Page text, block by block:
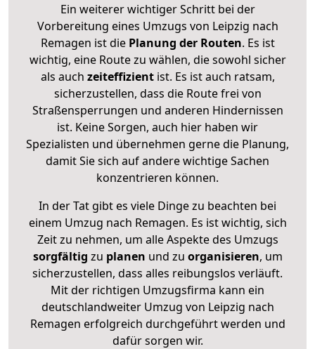
Ein weiterer wichtiger Schritt bei der
Vorbereitung eines Umzugs von Leipzig nach
Remagen ist diePlanung der Routen. Es ist
wichtig, eine Route zu wählen, die sowohl sicher
als auch zeiteffizientist. Es ist auch ratsam,
sicherzustellen, dass die Route frei von
Straßensperrungen und anderen Hindernissen
ist. Keine Sorgen, auch hier haben wir
Spezialisten und übernehmen gerne die Planung,
damit Sie sich auf andere wichtige Sachen
konzentrieren können.
In der Tat gibt es viele Dinge zu beachten bei
einem Umzug nach Remagen. Es ist wichtig, sich
Zeit zu nehmen, um alle Aspekte des Umzugs
sorgfältig zu planen und zu organisieren, um
sicherzustellen, dass alles reibungslos verläuft.
Mit der richtigen Umzugsfirma kann ein
deutschlandweiter Umzug von Leipzig nach
Remagen erfolgreich durchgeführt werden und
dafür sorgen wir.